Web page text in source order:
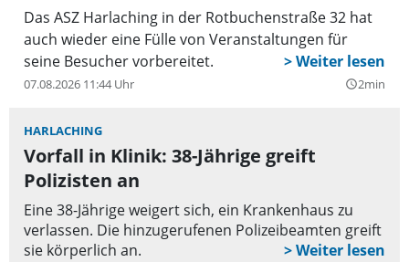
Das ASZ Harlaching in der Rotbuchenstraße 32 hat
auch wieder eine Fülle von Veranstaltungen für
seine Besucher vorbereitet.
07.08.2026 11:44 Uhr query_builder2min
HARLACHING
Vorfall in Klinik: 38-Jährige greift
Polizisten an
Eine 38-Jährige weigert sich, ein Krankenhaus zu
verlassen. Die hinzugerufenen Polizeibeamten greift
sie körperlich an.